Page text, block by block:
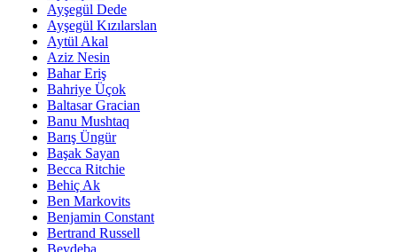
Ayşegül Dede
Ayşegül Kızılarslan
Aytül Akal
Aziz Nesin
Bahar Eriş
Bahriye Üçok
Baltasar Gracian
Banu Mushtaq
Barış Üngür
Başak Sayan
Becca Ritchie
Behiç Ak
Ben Markovits
Benjamin Constant
Bertrand Russell